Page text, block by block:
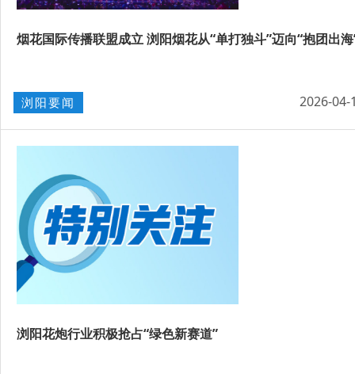
烟花国际传播联盟成立 浏阳烟花从“单打独斗”迈向“抱团出海
浏阳要闻 2026-04-
浏阳花炮行业积极抢占“绿色新赛道”